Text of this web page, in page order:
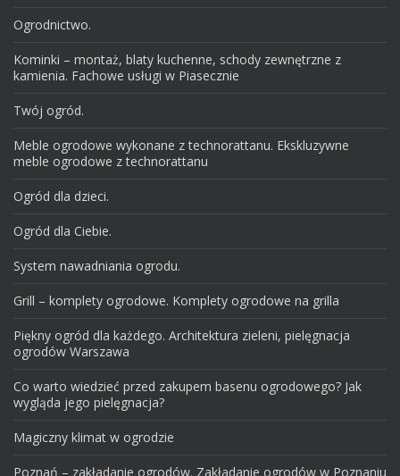
Ogrodnictwo.
Kominki – montaż, blaty kuchenne, schody zewnętrzne z
kamienia. Fachowe usługi w Piasecznie
Twój ogród.
Meble ogrodowe wykonane z technorattanu. Ekskluzywne
meble ogrodowe z technorattanu
Ogród dla dzieci.
Ogród dla Ciebie.
System nawadniania ogrodu.
Grill – komplety ogrodowe. Komplety ogrodowe na grilla
Piękny ogród dla każdego. Architektura zieleni, pielęgnacja
ogrodów Warszawa
Co warto wiedzieć przed zakupem basenu ogrodowego? Jak
wygląda jego pielęgnacja?
Magiczny klimat w ogrodzie
Poznań – zakładanie ogrodów. Zakładanie ogrodów w Poznaniu